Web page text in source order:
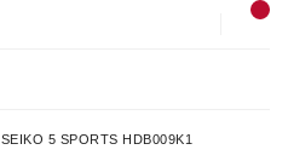
SEIKO 5 SPORTS HDB009K1